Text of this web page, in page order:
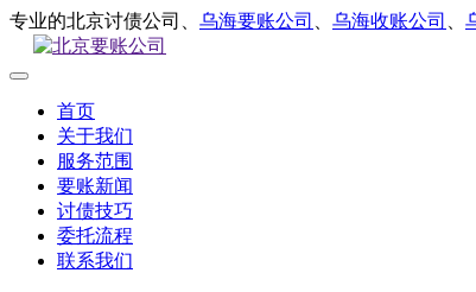
专业的北京讨债公司、 乌海要账公司 乌海收账公司
首页
关于我们
服务范围
要账新闻
讨债技巧
委托流程
联系我们